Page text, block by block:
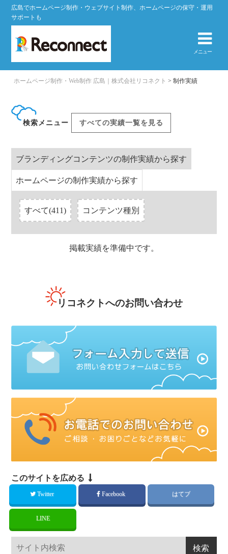
広島でホームページ制作・ウェブサイト制作、ホームページの保守・運用
サポートも
メニュー
ホームページ制作・Web制作 広島｜株式会社リコネクト >制作実績
検索メニュー すべての実績一覧を見る
ブランディングコンテンツの制作実績から探す
ホームページの制作実績から探す
すべて(411) コンテンツ種別
掲載実績を準備中です。
リコネクトへのお問い合わせ
このサイトを広める
Twitter Facebook はてブ
LINE